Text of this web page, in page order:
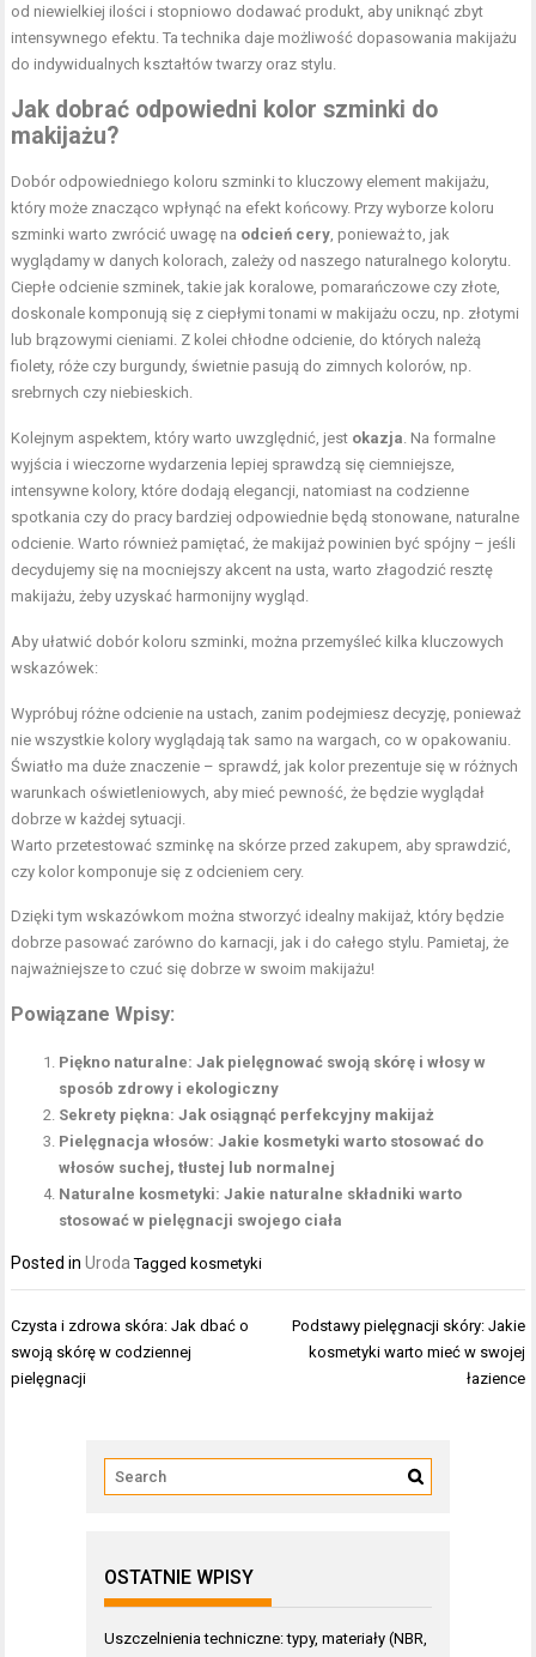
od niewielkiej ilości i stopniowo dodawać produkt, aby uniknąć zbyt
intensywnego efektu. Ta technika daje możliwość dopasowania makijażu
do indywidualnych kształtów twarzy oraz stylu.
Jak dobrać odpowiedni kolor szminki do
makijażu?
Dobór odpowiedniego koloru szminki to kluczowy element makijażu,
który może znacząco wpłynąć na efekt końcowy. Przy wyborze koloru
szminki warto zwrócić uwagę na odcień cery , ponieważ to, jak
wyglądamy w danych kolorach, zależy od naszego naturalnego kolorytu.
Ciepłe odcienie szminek, takie jak koralowe, pomarańczowe czy złote,
doskonale komponują się z ciepłymi tonami w makijażu oczu, np. złotymi
lub brązowymi cieniami. Z kolei chłodne odcienie, do których należą
fiolety, róże czy burgundy, świetnie pasują do zimnych kolorów, np.
srebrnych czy niebieskich.
Kolejnym aspektem, który warto uwzględnić, jest okazja . Na formalne
wyjścia i wieczorne wydarzenia lepiej sprawdzą się ciemniejsze,
intensywne kolory, które dodają elegancji, natomiast na codzienne
spotkania czy do pracy bardziej odpowiednie będą stonowane, naturalne
odcienie. Warto również pamiętać, że makijaż powinien być spójny – jeśli
decydujemy się na mocniejszy akcent na usta, warto złagodzić resztę
makijażu, żeby uzyskać harmonijny wygląd.
Aby ułatwić dobór koloru szminki, można przemyśleć kilka kluczowych
wskazówek:
Wypróbuj różne odcienie na ustach, zanim podejmiesz decyzję, ponieważ
nie wszystkie kolory wyglądają tak samo na wargach, co w opakowaniu.
Światło ma duże znaczenie – sprawdź, jak kolor prezentuje się w różnych
warunkach oświetleniowych, aby mieć pewność, że będzie wyglądał
dobrze w każdej sytuacji.
Warto przetestować szminkę na skórze przed zakupem, aby sprawdzić,
czy kolor komponuje się z odcieniem cery.
Dzięki tym wskazówkom można stworzyć idealny makijaż, który będzie
dobrze pasować zarówno do karnacji, jak i do całego stylu. Pamietaj, że
najważniejsze to czuć się dobrze w swoim makijażu!
Powiązane Wpisy:
Piękno naturalne: Jak pielęgnować swoją skórę i włosy w
sposób zdrowy i ekologiczny
Sekrety piękna: Jak osiągnąć perfekcyjny makijaż
Pielęgnacja włosów: Jakie kosmetyki warto stosować do
włosów suchej, tłustej lub normalnej
Naturalne kosmetyki: Jakie naturalne składniki warto
stosować w pielęgnacji swojego ciała
Posted inUroda Tagged kosmetyki
Nawigacja
wpisu
Czysta i zdrowa skóra: Jak dbać o
swoją skórę w codziennej
pielęgnacji
Podstawy pielęgnacji skóry: Jakie
kosmetyki warto mieć w swojej
łazience
OSTATNIE WPISY
Uszczelnienia techniczne: typy, materiały (NBR,